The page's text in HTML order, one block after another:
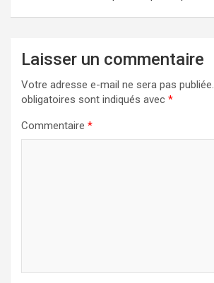
Laisser un commentaire
Votre adresse e-mail ne sera pas publiée.
obligatoires sont indiqués avec *
Commentaire *